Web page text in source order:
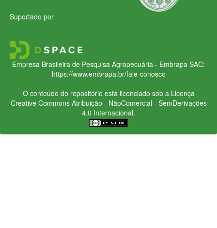
Suportado por
Empresa Brasileira de Pesquisa Agropecuária - Embrapa SAC:
https://www.embrapa.br/fale-conosco
O conteúdo do repositório está licenciado sob a Licença
Creative CommonsAtribuição - NãoComercial - SemDerivações
4.0 Internacional.